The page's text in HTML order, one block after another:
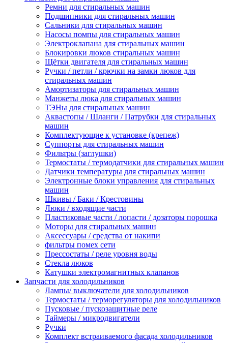
Ремни для стиральных машин
Подшипники для стиральных машин
Сальники для стиральных машин
Насосы помпы для стиральных машин
Электроклапана для стиральных машин
Блокировки люков стиральных машин
Щётки двигателя для стиральных машин
Ручки / петли / крючки на замки люков для
стиральных машин
Амортизаторы для стиральных машин
Манжеты люка для стиральных машин
ТЭНы для стиральных машин
Аквастопы / Шланги / Патрубки для стиральных
машин
Комплектующие к установке (крепеж)
Суппорты для стиральных машин
Фильтры (заглушки)
Термостаты / термодатчики для стиральных машин
Датчики температуры для стиральных машин
Электронные блоки управления для стиральных
машин
Шкивы / Баки / Крестовины
Люки / входящие части
Пластиковые части / лопасти / дозаторы порошка
Моторы для стиральных машин
Аксессуары / средства от накипи
фильтры помех сети
Прессостаты / реле уровня воды
Стекла люков
Катушки электромагнитных клапанов
Запчасти для холодильников
Лампы/ выключатели для холодильников
Термостаты / терморегуляторы для холодильников
Пусковые / пускозащитные реле
Таймеры / микродвигатели
Ручки
Комплект встраиваемого фасада холодильников